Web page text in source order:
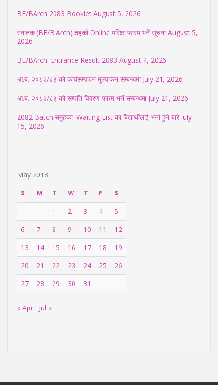
BE/BArch 2083 Booklet August 5, 2026
स्नातक (BE/B.Arch) तहको Online परिक्षा फारम भर्ने सूचना August 5,
2026
BE/BArch. Entrance Result 2083 August 4, 2026
आ.ब. २०८२/८३ को कार्यसम्पादन मुल्याकंन सम्बन्धमा July 21, 2026
आ.ब. २०८२/८३ को सम्पति विवरण फारम भर्ने सम्बन्धमा July 21, 2026
2082 Batch समुहका Waiting List का बिद्यार्थीलाई भर्ना हुने बारे July
15, 2026
May 2018
S
M T W T F
S
1
2 3 4
5
6
7 8 9 10 11
12
13
14 15 16 17 18
19
20
21 22 23 24 25
26
27
28 29 30 31
« Apr Jul »